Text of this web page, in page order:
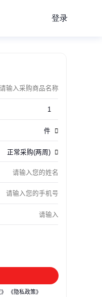
登录